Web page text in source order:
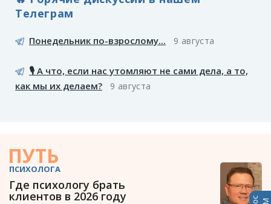
Телеграм
Понедельник по-взрослому... 9 августа
🎙️ А что, если нас утомляют не сами дела, а то,
как мы их делаем?
9 августа
ПУТЬ
ПСИХОЛОГА
Где психологу брать
клиентов в 2026 году